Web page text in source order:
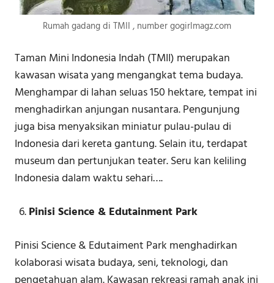
Rumah gadang di TMII , number gogirlmagz.com
Taman Mini Indonesia Indah (TMII) merupakan
kawasan wisata yang mengangkat tema budaya.
Menghampar di lahan seluas 150 hektare, tempat ini
menghadirkan anjungan nusantara. Pengunjung
juga bisa menyaksikan miniatur pulau-pulau di
Indonesia dari kereta gantung. Selain itu, terdapat
museum dan pertunjukan teater. Seru kan keliling
Indonesia dalam waktu sehari….
Pinisi Science & Edutainment Park
Pinisi Science & Edutaiment Park menghadirkan
kolaborasi wisata budaya, seni, teknologi, dan